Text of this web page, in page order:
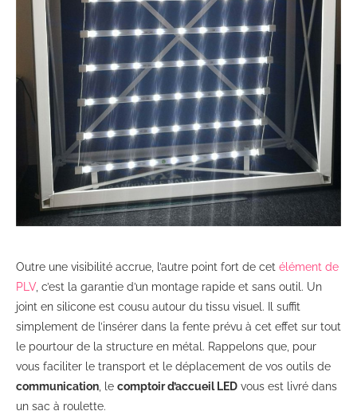
Outre une visibilité accrue, l’autre point fort de cet élément de
PLV, c’est la garantie d’un montage rapide et sans outil. Un
joint en silicone est cousu autour du tissu visuel. Il suffit
simplement de l’insérer dans la fente prévu à cet effet sur tout
le pourtour de la structure en métal. Rappelons que, pour
vous faciliter le transport et le déplacement de vos outils de
communication, le comptoir d’accueil LED vous est livré dans
un sac à roulette.